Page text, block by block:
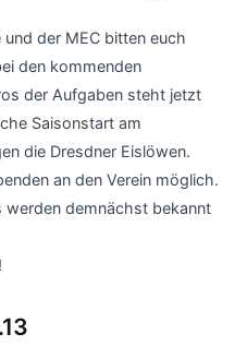
der MEC bitten euch
den kommenden
der Aufgaben steht jetzt
Saisonstart am
die Dresdner Eislöwen.
an den Verein möglich.
werden demnächst bekannt
!